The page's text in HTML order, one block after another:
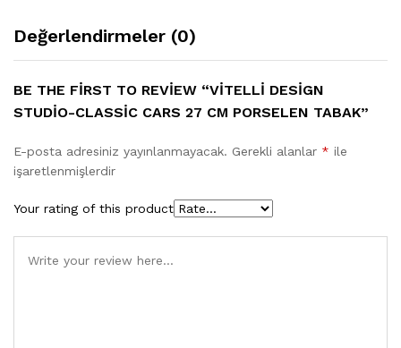
Değerlendirmeler (0)
BE THE FIRST TO REVIEW “VITELLI DESIGN
STUDIO-CLASSIC CARS 27 CM PORSELEN TABAK”
E-posta adresiniz yayınlanmayacak. Gerekli alanlar * ile
işaretlenmişlerdir
Your rating of this product